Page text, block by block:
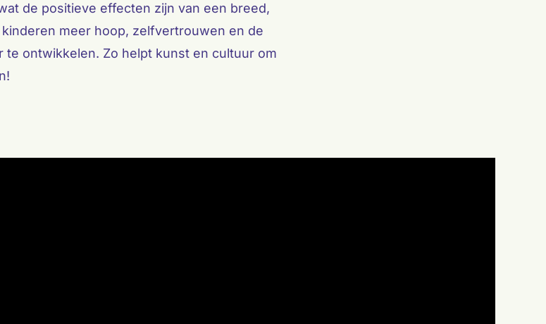
de positieve effecten zijn van een breed,
meer hoop, zelfvertrouwen en de
te ontwikkelen. Zo helpt kunst en cultuur om